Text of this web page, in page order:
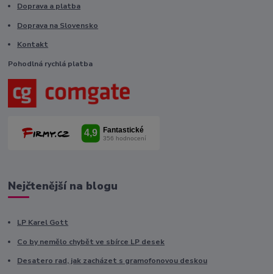
Doprava a platba
Doprava na Slovensko
Kontakt
Pohodlná rychlá platba
Nejčtenější na blogu
LP Karel Gott
Co by nemělo chybět ve sbírce LP desek
Desatero rad, jak zacházet s gramofonovou deskou